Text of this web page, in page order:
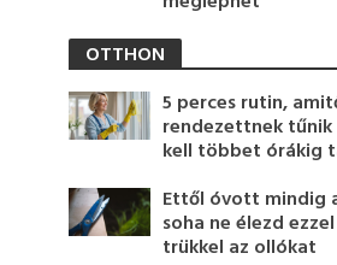
OTTHON
5 perces rutin,
rendezettnek tűnik
kell többet órákig
Ettől óvott mindig
soha ne élezd
trükkel az ollókat